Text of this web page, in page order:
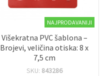
NAJPRODAVANIJI
Višekratna PVC šablona –
Brojevi, veličina otiska: 8 x
7,5 cm
SKU: 843286